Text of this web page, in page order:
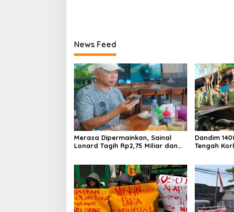
News Feed
Merasa Dipermainkan, Sainal
Lonard Tagih Rp2,75 Miliar dan
Dandim
Tengah